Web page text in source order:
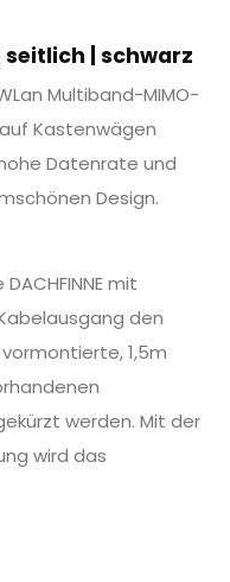
| schwarz
Multiband-MIMO-
Kastenwägen
Datenrate und
Design.
mit
den
1,5m
werden. Mit der
wird das